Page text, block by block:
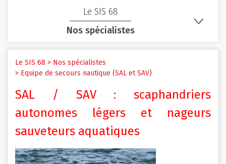
Le SIS 68
Nos spécialistes
Le SIS 68
Nos spécialistes
Equipe de secours nautique (SAL et SAV)
SAL / SAV : scaphandriers
autonomes légers et nageurs
sauveteurs aquatiques